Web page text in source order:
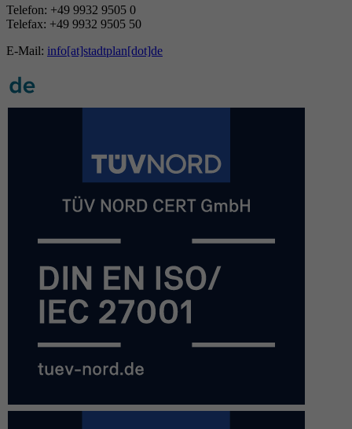
Telefon: +49 9932 9505 0
Telefax: +49 9932 9505 50
E-Mail: info[at]stadtplan[dot]de